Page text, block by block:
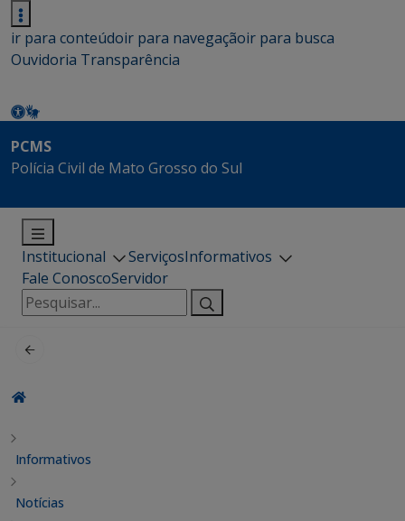
ir para conteúdoir para navegaçãoir para busca
Ouvidoria Transparência
PCMS
Polícia Civil de Mato Grosso do Sul
Institucional ServiçosInformativos
Fale ConoscoServidor
Pesquisar
por:
Informativos
Notícias